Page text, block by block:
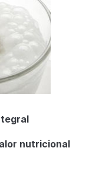
nutricional